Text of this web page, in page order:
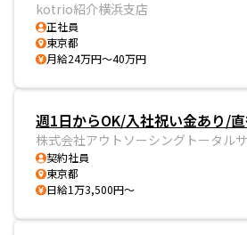
kotrio紹介横浜支店
正社員
東京都
月給24万円～40万円
週1日からOK/入社祝い金あり/
株式会社アウトソーシングトータル
契約社員
東京都
日給1万3,500円～